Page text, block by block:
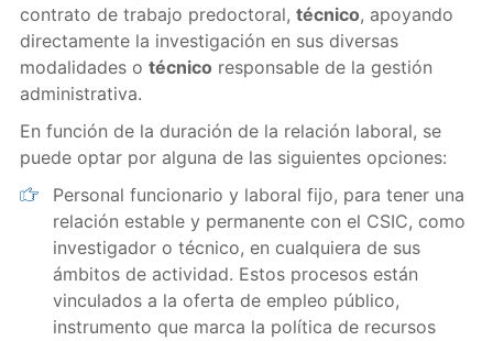
contrato de trabajo predoctoral, técnico, apoyando
directamente la investigación en sus diversas
modalidades o técnico responsable de la gestión
administrativa.
En función de la duración de la relación laboral, se
puede optar por alguna de las siguientes opciones:
Personal funcionario y laboral fijo, para tener una
relación estable y permanente con el CSIC, como
investigador o técnico, en cualquiera de sus
ámbitos de actividad. Estos procesos están
vinculados a la oferta de empleo público,
instrumento que marca la política de recursos